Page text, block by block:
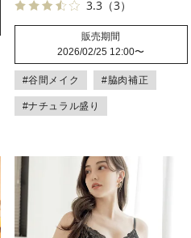
3.3（3）
販売期間
2026/02/25 12:00〜
#谷間メイク #脇肉補正
#ナチュラル盛り